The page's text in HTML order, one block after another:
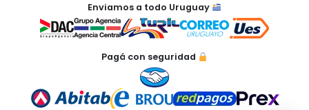
entradas
Enviamos a todo Uruguay
Pagá con seguridad